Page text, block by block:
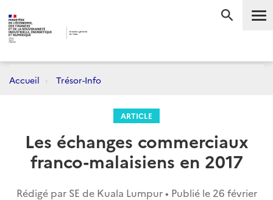
Accueil Trésor-Info
ARTICLE
Les échanges commerciaux
franco-malaisiens en 2017
Rédigé par SE de Kuala Lumpur • Publié le 26 février